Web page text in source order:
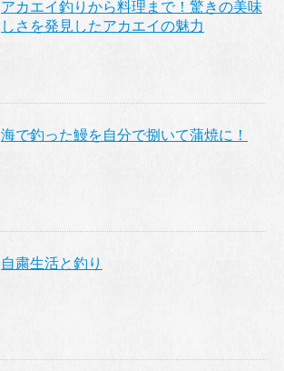
アカエイ釣りから料理まで！驚きの美味
しさを発見したアカエイの魅力
海で釣った鰻を自分で捌いて蒲焼に！
自粛生活と釣り